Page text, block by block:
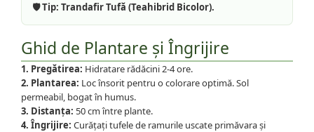
🛡️ Tip: Trandafir Tufă (Teahibrid Bicolor).
Ghid de Plantare și Îngrijire
1. Pregătirea: Hidratare rădăcini 2-4 ore.
2. Plantarea: Loc însorit pentru o colorare optimă. Sol
permeabil, bogat în humus.
3. Distanța: 50 cm între plante.
4. Îngrijire: Curățați tufele de ramurile uscate primăvara și